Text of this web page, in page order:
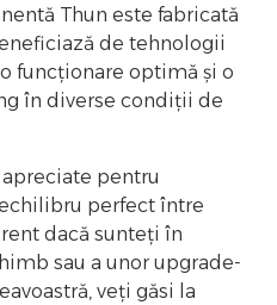
Thun este fabricată
de tehnologii
funcționare optimă și o
în diverse condiții de
pentru
perfect între
dacă sunteți în
sau a unor upgrade-
veți găsi la